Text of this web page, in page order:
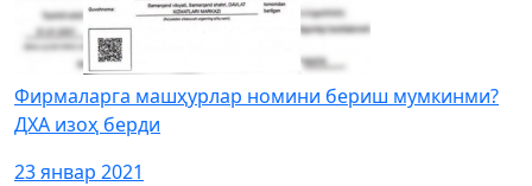
Фирмаларга машҳурлар номини бериш мумкинми?
ДХА изоҳ берди
23 январ 2021